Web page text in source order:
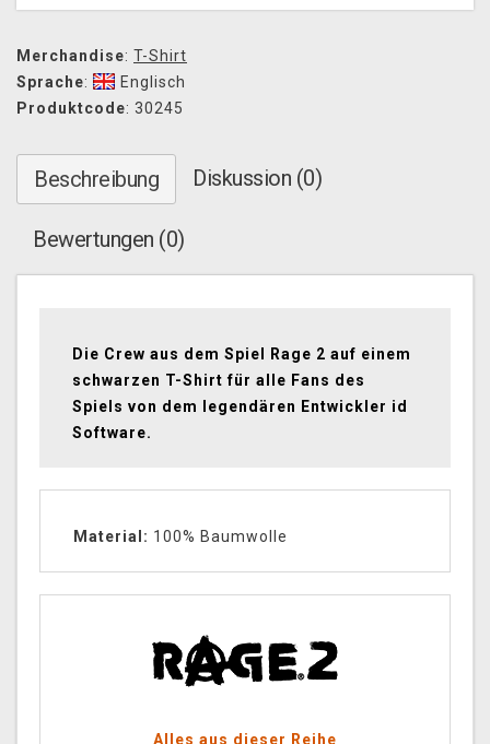
Merchandise: T-Shirt
Sprache:
Englisch
Produktcode: 30245
Beschreibung Diskussion (0)
Bewertungen (0)
Die Crew aus dem Spiel Rage 2 auf einem
schwarzen T-Shirt für alle Fans des
Spiels von dem legendären Entwickler id
Software.
Material: 100% Baumwolle
Alles aus dieser Reihe